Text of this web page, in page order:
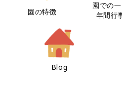
園の特徴
園での
年間行
Blog